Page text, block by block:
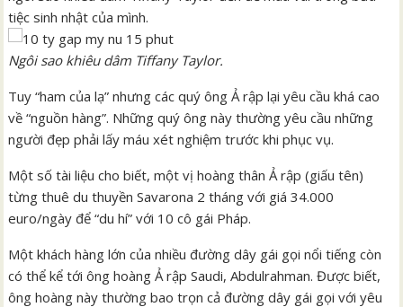
tiệc sinh nhật của mình.
Ngôi sao khiêu dâm Tiffany Taylor.
Tuy “ham của lạ” nhưng các quý ông Ả rập lại yêu cầu khá cao
về “nguồn hàng”. Những quý ông này thường yêu cầu những
người đẹp phải lấy máu xét nghiệm trước khi phục vụ.
Một số tài liệu cho biết, một vị hoàng thân Ả rập (giấu tên)
từng thuê du thuyền Savarona 2 tháng với giá 34.000
euro/ngày để “du hí” với 10 cô gái Pháp.
Một khách hàng lớn của nhiều đường dây gái gọi nổi tiếng còn
có thể kể tới ông hoàng Ả rập Saudi, Abdulrahman. Được biết,
ông hoàng này thường bao trọn cả đường dây gái gọi với yêu